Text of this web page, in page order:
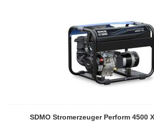
SDMO Stromerzeuger Perform 4500